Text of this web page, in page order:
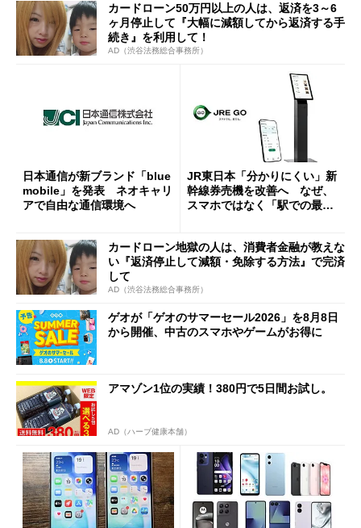
カードローン50万円以上の人は、返済を3～6
ヶ月停止して『大幅に減額してから返済する手
続き』を利用して！
AD（渋谷法務総合事務所）
日本通信が新ブランド「blue
mobile」を発表 ネオキャリ
アで自由な通信環境へ
JR東日本「分かりにくい」新
幹線券売機を改善へ なぜ、
スマホではなく「駅での最短
カードローン地獄の人は、消費者金融が教えな
い『返済停止して減額・免除する方法』で完済
して
AD（渋谷法務総合事務所）
ゲオが「ゲオのサマーセール2026」を8月8日
から開催、中古のスマホやゲームがお得に
アマゾン1位の実績！380円で5日間お試し。
AD（ハーブ健康本舗）